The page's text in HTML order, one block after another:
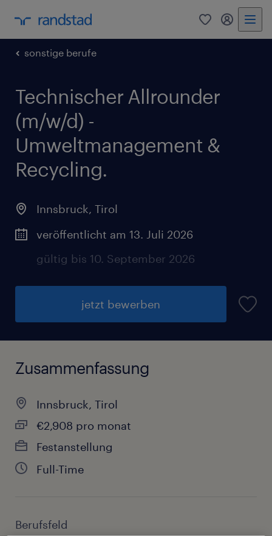
0 Mein
sonstige berufe
Technischer Allrounder
(m/w/d) -
Umweltmanagement &
Recycling.
Innsbruck, Tirol
veröffentlicht am 13. Juli 2026
gültig bis 10. September 2026
jetzt bewerben
Zusammenfassung
Innsbruck, Tirol
€2,908 pro monat
Festanstellung
Full-Time
Berufsfeld